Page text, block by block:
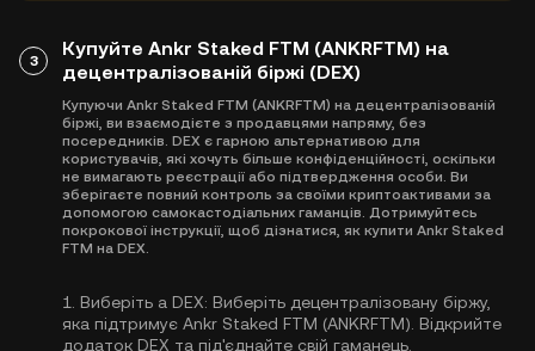
3
Купуйте Ankr Staked FTM (ANKRFTM) на
децентралізованій біржі (DEX)
Купуючи Ankr Staked FTM (ANKRFTM) на децентралізованій
біржі, ви взаємодієте з продавцями напряму, без
посередників. DEX є гарною альтернативою для
користувачів, які хочуть більше конфіденційності, оскільки
не вимагають реєстрації або підтвердження особи. Ви
зберігаєте повний контроль за своїми криптоактивами за
допомогою самокастодіальних гаманців. Дотримуйтесь
покрокової інструкції, щоб дізнатися, як купити Ankr Staked
FTM на DEX.
1. Виберіть a DEX: Виберіть децентралізовану біржу,
яка підтримує Ankr Staked FTM (ANKRFTM). Відкрийте
додаток DEX та під'єднайте свій гаманець.